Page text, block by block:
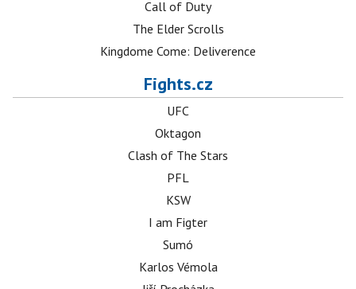
Call of Duty
The Elder Scrolls
Kingdome Come: Deliverence
Fights.cz
UFC
Oktagon
Clash of The Stars
PFL
KSW
I am Figter
Sumó
Karlos Vémola